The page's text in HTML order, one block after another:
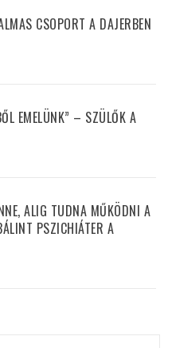
CSOPORT A DAJERBEN
EMELÜNK” – SZÜLŐK A
ALIG TUDNA MŰKÖDNI A
PSZICHIÁTER A